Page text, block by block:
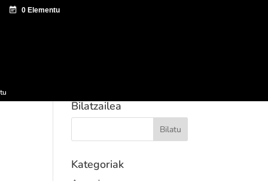
Bilatzailea
Kategoriak